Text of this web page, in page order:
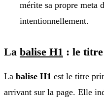
mérite sa propre meta
intentionnellement.
La balise H1 : le titre
La balise H1 est le titre
arrivant sur la page. Elle